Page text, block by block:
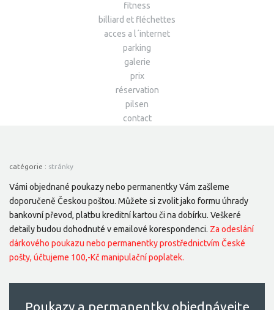
fitness
billiard et fléchettes
acces a l´internet
parking
galerie
prix
réservation
pilsen
contact
catégorie : stránky
Vámi objednané poukazy nebo permanentky Vám zašleme
doporučeně Českou poštou. Můžete si zvolit jako formu úhrady
bankovní převod, platbu kreditní kartou či na dobírku. Veškeré
detaily budou dohodnuté v emailové korespondenci. Za odeslání
dárkového poukazu nebo permanentky prostřednictvím České
pošty, účtujeme 100,-Kč manipulační poplatek.
Poukazy a permanentky objednávejte